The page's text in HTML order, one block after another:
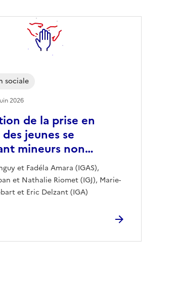
de la prise en
jeunes se
mineurs non…
et Fadéla Amara (IGAS),
et Nathalie Riomet (IGJ), Marie-
et Eric Delzant (IGA)
sociale
2026